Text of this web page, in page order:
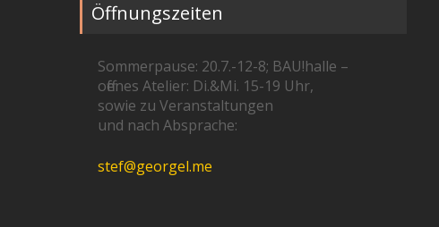
Öffnungszeiten
Sommerpause: 20.7.-12-8; BAU!halle –
offenes Atelier: Di.&Mi. 15-19 Uhr,
sowie zu Veranstaltungen
und nach Absprache:
stef@georgel.me